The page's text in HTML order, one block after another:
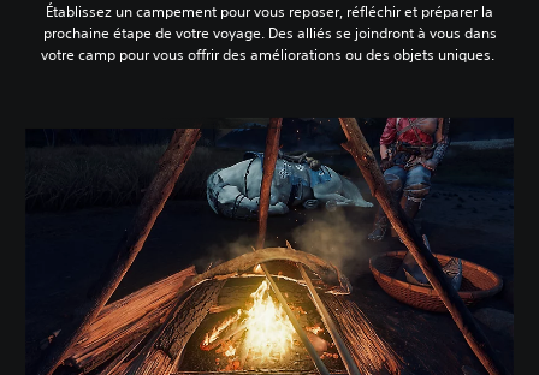
Établissez un campement pour vous reposer, réfléchir et préparer la
prochaine étape de votre voyage. Des alliés se joindront à vous dans
votre camp pour vous offrir des améliorations ou des objets uniques.‎